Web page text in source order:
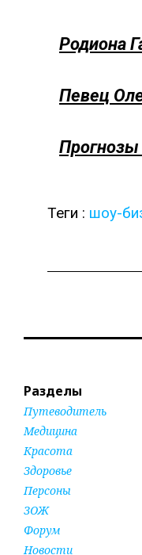
Родиона
Певец
Прогнозы
Теги : шоу-
Разделы
Путеводитель
Медицина
Красота
Здоровье
Персоны
ЗОЖ
Форум
Новости